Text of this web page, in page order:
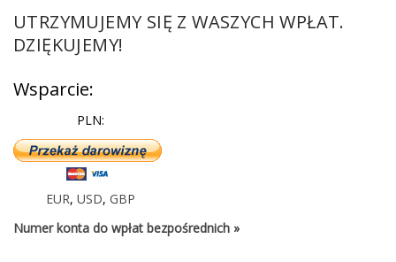
UTRZYMUJEMY SIĘ Z WASZYCH WPŁAT.
DZIĘKUJEMY!
Wsparcie:
PLN:
EUR, USD, GBP
Numer konta do wpłat bezpośrednich »